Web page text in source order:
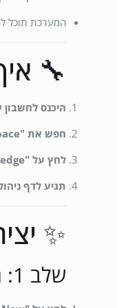
המערכת תוכל
🔧
היכנס
חפש את "Workspace"
לחץ על "Knowledge"
תגיע לדף
✨
שלב 1: תחילת היצירה